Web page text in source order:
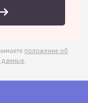
положение об
данных.